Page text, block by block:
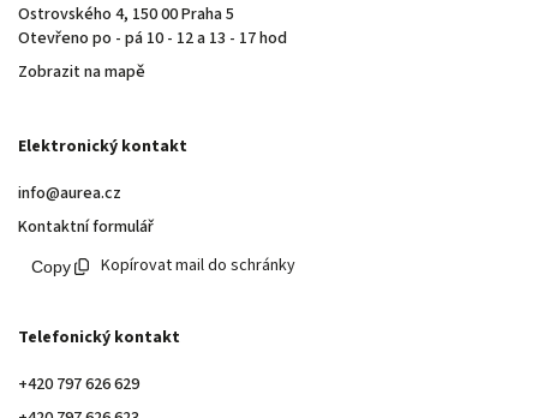
Ostrovského 4, 150 00 Praha 5
Otevřeno po - pá 10 - 12 a 13 - 17 hod
Zobrazit na mapě
Elektronický kontakt
info@aurea.cz
Kontaktní formulář
Kopírovat mail do schránky
Telefonický kontakt
+420 797 626 629